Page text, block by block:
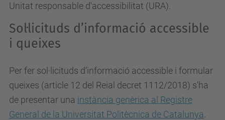
Unitat responsable d'accessibilitat (URA).
Sol·licituds d’informació accessible
i queixes
Per fer sol·licituds d’informació accessible i formular
queixes (article 12 del Reial decret 1112/2018) s'ha
de presentar una instància genèrica al Registre
General de la Universitat Politècnica de Catalunya